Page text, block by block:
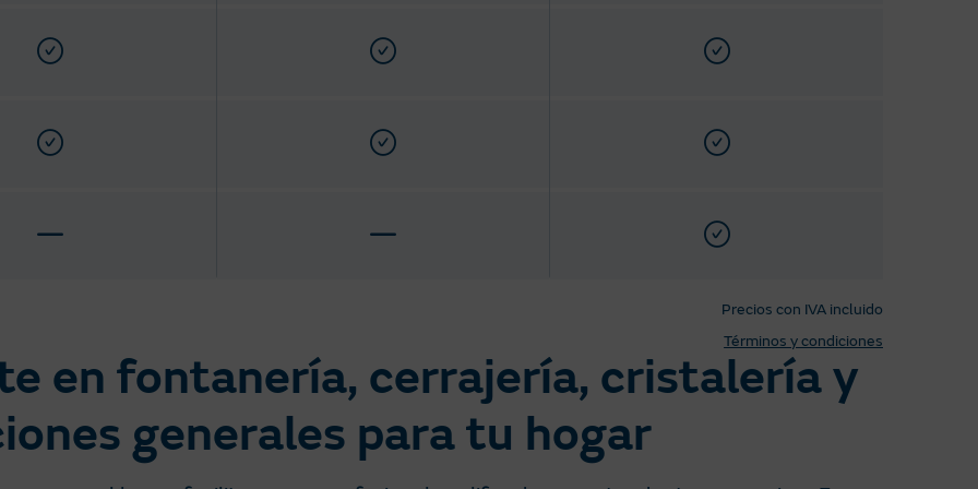
Precios con IVA incluido
Términos y condiciones
en fontanería, cerrajería, cristalería y
generales para tu hogar